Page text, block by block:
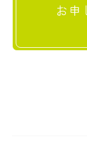
お申